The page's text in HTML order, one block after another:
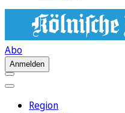
Abo
Anmelden
Region